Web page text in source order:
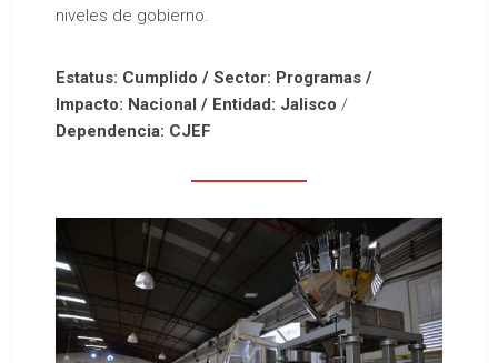
niveles de gobierno.
Estatus: Cumplido / Sector: Programas /
Impacto: Nacional / Entidad: Jalisco /
Dependencia: CJEF